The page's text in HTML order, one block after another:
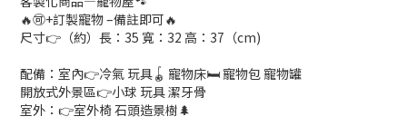
🔥🉑️+訂製寵物 –備註即可🔥
尺寸👉（約）長：35 寬：32 高：37（cm)
配備：室內👉冷氣 玩具🪀 寵物床🛏️ 寵物包 寵物罐
開放式外景區👉小球 玩具 潔牙骨
室外：👉室外椅 石頭造景樹🌲